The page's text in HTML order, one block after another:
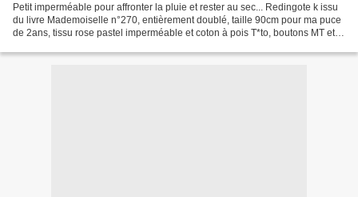
Petit imperméable pour affronter la pluie et rester au sec... Redingote k issu
du livre Mademoiselle n°270, entièrement doublé, taille 90cm pour ma puce
de 2ans, tissu rose pastel imperméable et coton à pois T*to, boutons MT et